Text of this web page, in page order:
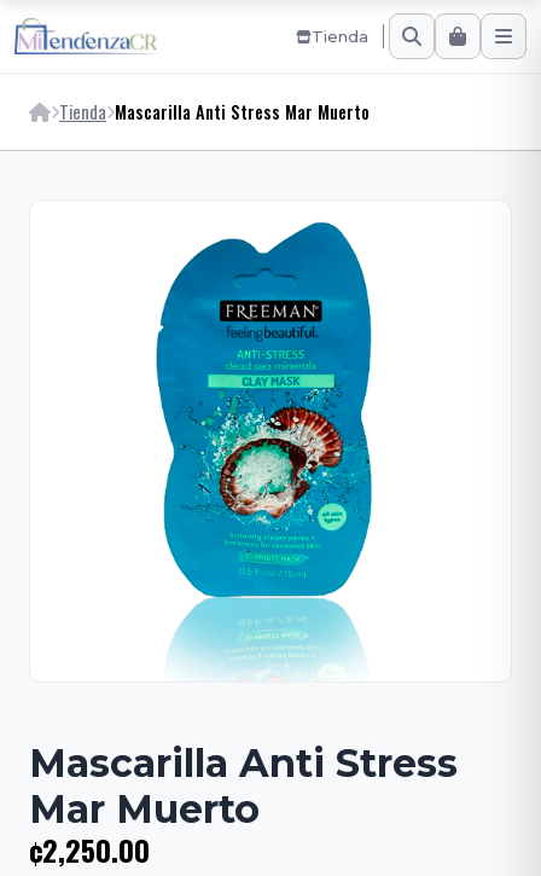
Tienda
Tienda Mascarilla Anti Stress Mar Muerto
Mascarilla Anti Stress
Mar Muerto
¢2,250.00